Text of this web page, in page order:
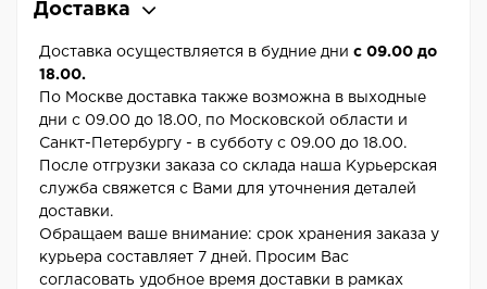
Доставка
Доставка осуществляется в будние дни с 09.00 до
18.00.
По Москве доставка также возможна в выходные
дни с 09.00 до 18.00, по Московской области и
Санкт-Петербургу - в субботу с 09.00 до 18.00.
После отгрузки заказа со склада наша Курьерская
служба свяжется с Вами для уточнения деталей
доставки.
Обращаем ваше внимание: срок хранения заказа у
курьера составляет 7 дней. Просим Вас
согласовать удобное время доставки в рамках